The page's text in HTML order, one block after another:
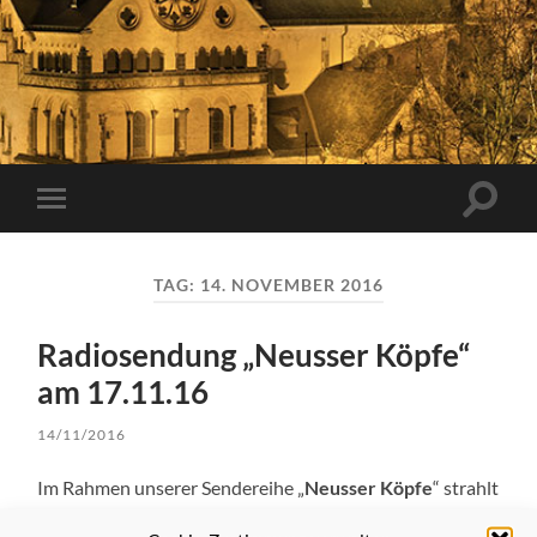
Mobile-
Menü
TAG: 14. NOVEMBER 2016
Radiosendung „Neusser Köpfe“
am 17.11.16
14/11/2016
Im Rahmen unserer Sendereihe „Neusser Köpfe“ strahlt